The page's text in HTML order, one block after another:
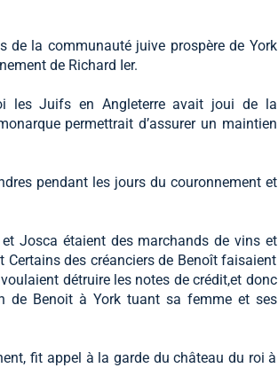
de la communauté juive prospère de York
de Richard Ier.
les Juifs en Angleterre avait joui de la
permettrait d’assurer un maintien
pendant les jours du couronnement et
Josca étaient des marchands de vins et
Certains des créanciers de Benoît faisaient
détruire les notes de crédit,et donc
de Benoit à York tuant sa femme et ses
fit appel à la garde du château du roi à